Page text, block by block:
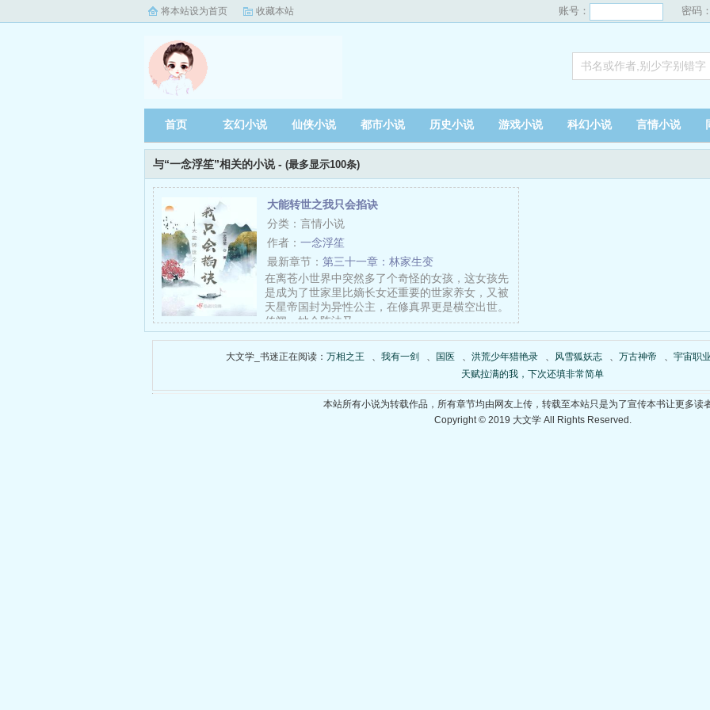
将本站设为首页 收藏本站 账号： 密码：
首页 玄幻小说 仙侠小说 都市小说 历史小说 游戏小说 科幻小说 言情小说
与“一念浮笙”相关的小说 - (最多显示100条)
大能转世之我只会掐诀
分类：言情小说
作者： 一念浮笙
最新章节： 第三十一章：林家生变
在离苍小世界中突然多了个奇怪的女孩，这女孩先
是成为了世家里比嫡长女还重要的世家养女，又被
天星帝国封为异性公主，在修真界更是横空出世。
传闻，她会阵法又……
大文学_书迷正在阅读： 万相之王 、 我有一剑 、 国医 、 洪荒少年猎艳录 、 风雪狐妖志 、 万古神帝 、 宇宙职
天赋拉满的我，下次还填非常简单
本站所有小说为转载作品，所有章节均由网友上传，转载至本站只是为了宣传本书让更多读
Copyright © 2019 大文学 All Rights Reserved.